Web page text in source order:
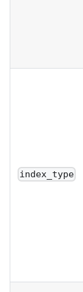
index_type